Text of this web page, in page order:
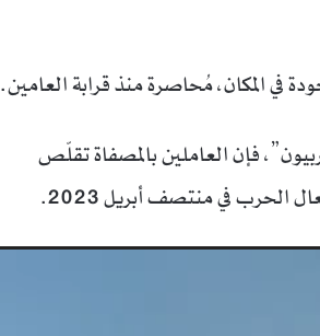
في المكان، مُحاصرة منذ قرابة العامين.
فإن العاملين بالمصفاة تقلّص